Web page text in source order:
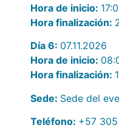
Hora de inicio:
Hora finalización:
Día 6: 07.11.2026
Hora de inicio:
Hora finalización:
Sede: Sede del
Teléfono: +57